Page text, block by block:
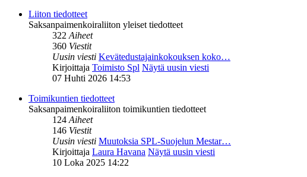
Liiton tiedotteet
Saksanpaimenkoiraliiton yleiset tiedotteet
322Aiheet
360 Viestit
Uusin viesti Kevätedustajainkokouksen koko…
Kirjoittaja Toimisto Spl Näytä uusin viesti
07 Huhti 2026 14:53
Toimikuntien tiedotteet
Saksanpaimenkoiraliiton toimikuntien tiedotteet
124Aiheet
146 Viestit
Uusin viesti Muutoksia SPL-Suojelun Mestar…
Kirjoittaja Laura Havana Näytä uusin viesti
10 Loka 2025 14:22